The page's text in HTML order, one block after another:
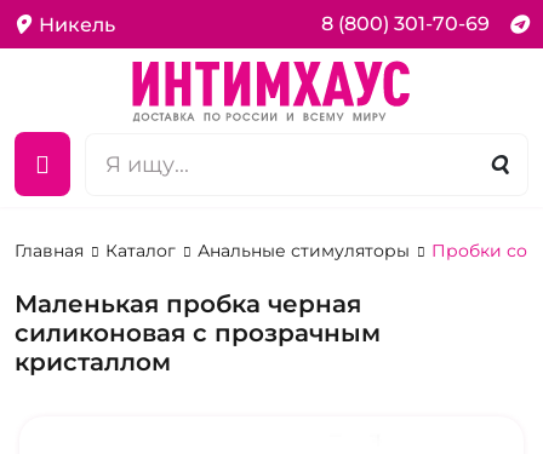
Никель 8 (800) 301-70-69
Главная Каталог Анальные стимуляторы Пробки со
Маленькая пробка черная
силиконовая с прозрачным
кристаллом